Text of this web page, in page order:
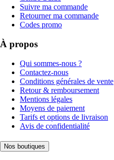
Suivre ma commande
Retourner ma commande
Codes promo
À propos
Qui sommes-nous ?
Contactez-nous
Conditions générales de vente
Retour & remboursement
Mentions légales
Moyens de paiement
Tarifs et options de livraison
Avis de confidentialité
Nos boutiques